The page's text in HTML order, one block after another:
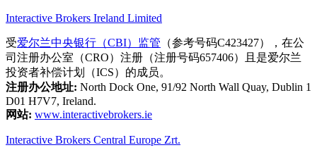
Interactive Brokers Ireland Limited
受爱尔兰中央银行（CBI）监管 （参考号码C423427），在公
司注册办公室（CRO）注册（注册号码657406）且是爱尔兰
投资者补偿计划（ICS）的成员。
注册办公地址: North Dock One, 91/92 North Wall Quay, Dublin 1
D01 H7V7, Ireland.
网站: www.interactivebrokers.ie
Interactive Brokers Central Europe Zrt.